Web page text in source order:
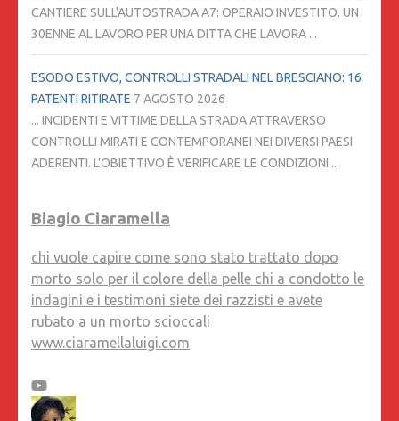
CANTIERE SULL'AUTOSTRADA A7: OPERAIO INVESTITO. UN
30ENNE AL LAVORO PER UNA DITTA CHE LAVORA ...
ESODO ESTIVO, CONTROLLI STRADALI NEL BRESCIANO: 16
PATENTI RITIRATE 7 AGOSTO 2026
... INCIDENTI E VITTIME DELLA STRADA ATTRAVERSO
CONTROLLI MIRATI E CONTEMPORANEI NEI DIVERSI PAESI
ADERENTI. L'OBIETTIVO È VERIFICARE LE CONDIZIONI ...
Biagio Ciaramella
chi vuole capire come sono stato trattato dopo
morto solo per il colore della pelle chi a condotto le
indagini e i testimoni siete dei razzisti e avete
rubato a un morto scioccali
www.ciaramellaluigi.com